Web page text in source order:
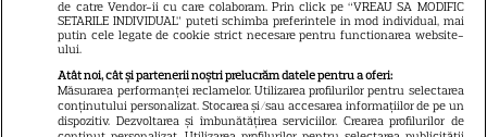
URMĂREȘTE-NE PE
de catre Vendor-ii cu care colaboram. Prin click pe “VREAU SA MODIFIC
SETARILE INDIVIDUAL” puteti schimba preferintele in mod individual, mai
putin cele legate de cookie strict necesare pentru functionarea website-
ului.
Atât noi, cât și partenerii noștri prelucrăm datele pentru a oferi:
Măsurarea performanței reclamelor. Utilizarea profilurilor pentru selectarea
conținutului personalizat. Stocarea și/sau accesarea informațiilor de pe un
dispozitiv. Dezvoltarea și îmbunătățirea serviciilor. Crearea profilurilor de